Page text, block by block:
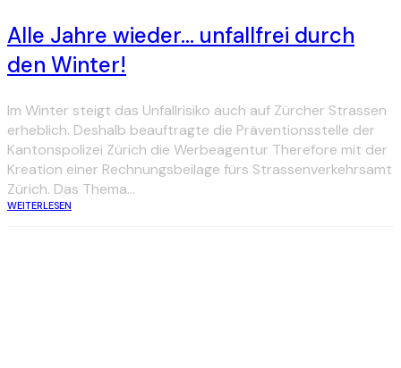
Alle Jahre wieder… unfallfrei durch
den Winter!
Im Winter steigt das Unfallrisiko auch auf Zürcher Strassen
erheblich. Deshalb beauftragte die Präventionsstelle der
Kantonspolizei Zürich die Werbeagentur Therefore mit der
Kreation einer Rechnungsbeilage fürs Strassenverkehrsamt
Zürich. Das Thema...
WEITERLESEN